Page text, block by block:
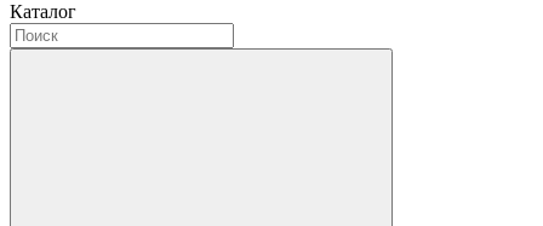
Каталог